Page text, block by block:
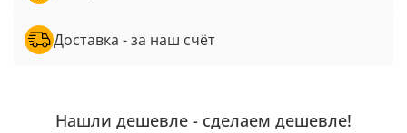
Доставка - за наш счёт
Нашли дешевле - сделаем дешевле!